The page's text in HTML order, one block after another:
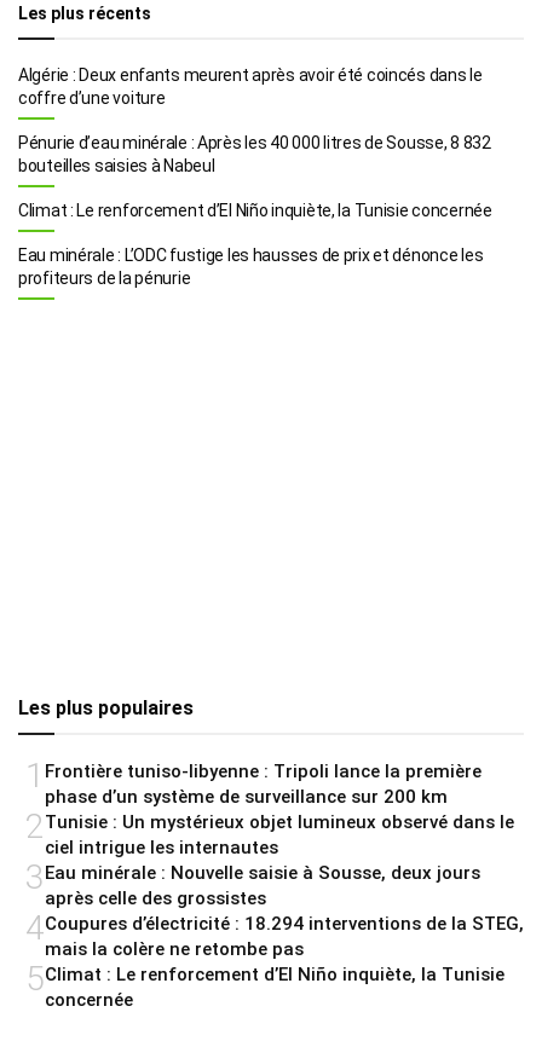
Les plus récents
Algérie : Deux enfants meurent après avoir été coincés dans le
coffre d’une voiture
Pénurie d’eau minérale : Après les 40 000 litres de Sousse, 8 832
bouteilles saisies à Nabeul
Climat : Le renforcement d’El Niño inquiète, la Tunisie concernée
Eau minérale : L’ODC fustige les hausses de prix et dénonce les
profiteurs de la pénurie
Les plus populaires
1 Frontière tuniso-libyenne : Tripoli lance la première
phase d’un système de surveillance sur 200 km
2 Tunisie : Un mystérieux objet lumineux observé dans le
ciel intrigue les internautes
3Eau minérale : Nouvelle saisie à Sousse, deux jours
après celle des grossistes
4Coupures d’électricité : 18.294 interventions de la STEG,
mais la colère ne retombe pas
5Climat : Le renforcement d’El Niño inquiète, la Tunisie
concernée